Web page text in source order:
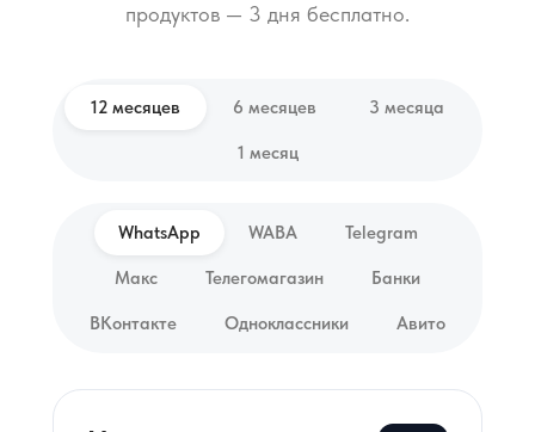
продуктов — 3 дня бесплатно.
12 месяцев 6 месяцев 3 месяца
1 месяц
WhatsApp WABA Telegram
Макс Телегомагазин Банки
ВКонтакте Одноклассники Авито